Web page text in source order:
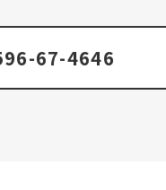
67-4646